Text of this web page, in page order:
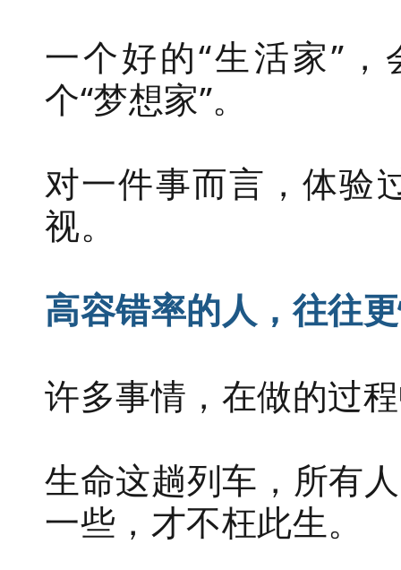
一个好的“生活家”
个“梦想家”。
对一件事而言，体验
视。
高容错率的人，往往
许多事情，在做的过
生命这趟列车，所有
一些，才不枉此生。